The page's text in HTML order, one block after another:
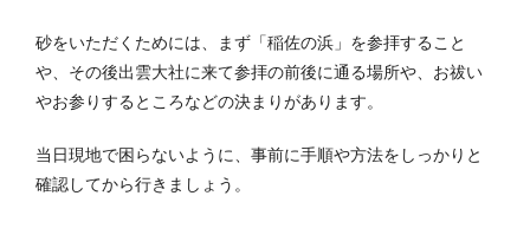
砂をいただくためには、まず「稲佐の浜」を参拝すること
や、その後出雲大社に来て参拝の前後に通る場所や、お祓い
やお参りするところなどの決まりがあります。
当日現地で困らないように、事前に手順や方法をしっかりと
確認してから行きましょう。